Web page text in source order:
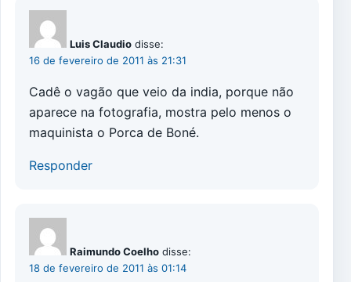
Luis Claudio disse:
16 de fevereiro de 2011 às 21:31
Cadê o vagão que veio da india, porque não
aparece na fotografia, mostra pelo menos o
maquinista o Porca de Boné.
Responder
Raimundo Coelho disse:
18 de fevereiro de 2011 às 01:14